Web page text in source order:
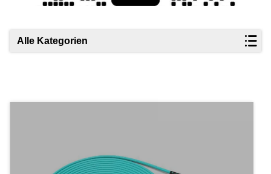
Alle Kategorien